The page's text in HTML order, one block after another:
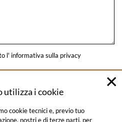
l' informativa sulla privacy
utilizza i cookie
cookie tecnici e, previo tuo
nostri e di terze parti, per